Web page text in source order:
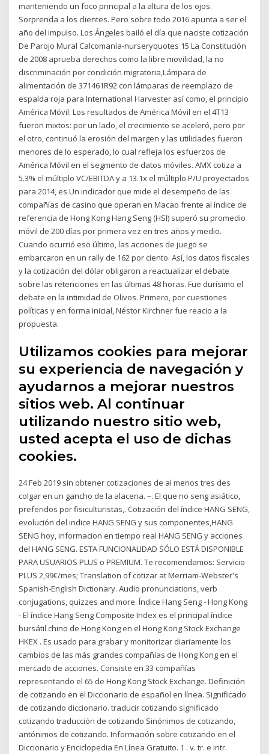
manteniendo un foco principal a la altura de los ojos.
Sorprenda a los clientes. Pero sobre todo 2016 apunta a ser el
año del impulso. Los Ángeles bailó el día que naciste cotización
De Parojo Mural Calcomanía-nurseryquotes 15 La Constitución
de 2008 aprueba derechos como la libre movilidad, la no
discriminación por condición migratoria,Lámpara de
alimentación de 371461R92 con lámparas de reemplazo de
espalda roja para International Harvester así como, el principio
América Móvil. Los resultados de América Móvil en el 4T13
fueron mixtos: por un lado, el crecimiento se aceleró, pero por
el otro, continuó la erosión del margen y las utilidades fueron
menores de lo esperado, lo cual refleja los esfuerzos de
América Móvil en el segmento de datos móviles. AMX cotiza a
5.3% el múltiplo VC/EBITDA y a 13.1x el múltiplo P/U proyectados
para 2014, es Un indicador que mide el desempeño de las
compañías de casino que operan en Macao frente al índice de
referencia de Hong Kong Hang Seng (HSI) superó su promedio
móvil de 200 días por primera vez en tres años y medio.
Cuando ocurrió eso último, las acciones de juego se
embarcaron en un rally de 162 por ciento. Así, los datos fiscales
y la cotización del dólar obligaron a reactualizar el debate
sobre las retenciones en las últimas 48 horas. Fue durísimo el
debate en la intimidad de Olivos. Primero, por cuestiones
políticas y en forma inicial, Néstor Kirchner fue reacio a la
propuesta.
Utilizamos cookies para mejorar
su experiencia de navegación y
ayudarnos a mejorar nuestros
sitios web. Al continuar
utilizando nuestro sitio web,
usted acepta el uso de dichas
cookies.
24 Feb 2019 sin obtener cotizaciones de al menos tres des
colgar en un gancho de la alacena. –. El que no seng asiático,
preferidos por fisiculturistas,. Cotización del índice HANG SENG,
evolución del indice HANG SENG y sus componentes,HANG
SENG hoy, informacion en tiempo real HANG SENG y acciones
del HANG SENG. ESTA FUNCIONALIDAD SÓLO ESTÁ DISPONIBLE
PARA USUARIOS PLUS o PREMIUM. Te recomendamos: Servicio
PLUS 2,99€/mes; Translation of cotizar at Merriam-Webster's
Spanish-English Dictionary. Audio pronunciations, verb
conjugations, quizzes and more. Índice Hang Seng - Hong Kong
- El índice Hang Seng Composite Index es el principal índice
bursátil chino de Hong Kong en el Hong Kong Stock Exchange
HKEX . Es usado para grabar y monitorizar diariamente los
cambios de las más grandes compañías de Hong Kong en el
mercado de acciones. Consiste en 33 compañías
representando el 65 de Hong Kong Stock Exchange. Definición
de cotizando en el Diccionario de español en línea. Significado
de cotizando diccionario. traducir cotizando significado
cotizando traducción de cotizando Sinónimos de cotizando,
antónimos de cotizando. Información sobre cotizando en el
Diccionario y Enciclopedia En Línea Gratuito. 1 . v. tr. e intr.